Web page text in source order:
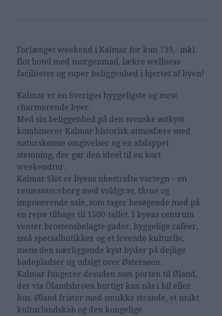
Forlænget weekend i Kalmar for kun 739,- inkl.
flot hotel med morgenmad, lækre wellness-
faciliteter og super beliggenhed i hjertet af byen!
Kalmar er en Sveriges hyggeligste og mest
charmerende byer.
Med sin beliggenhed på den svenske østkyst
kombinerer Kalmar historisk atmosfære med
naturskønne omgivelser og en afslappet
stemning, der gør den ideel til en kort
weekendtur.
Kalmar Slot er byens ubestridte vartegn – en
renæssanceborg med voldgrav, tårne og
imponerende sale, som tager besøgende med på
en rejse tilbage til 1500-tallet. I byens centrum
venter brostensbelagte gader, hyggelige caféer,
små specialbutikker og et levende kulturliv,
mens den nærliggende kyst byder på dejlige
badepladser og udsigt over Østersøen.
Kalmar fungerer desuden som porten til Øland,
der via Ölandsbroen hurtigt kan nås i bil eller
bus. Øland frister med smukke strande, et unikt
kulturlandskab og den kongelige